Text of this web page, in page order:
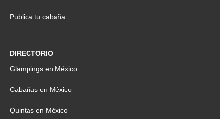
Publica tu cabaña
DIRECTORIO
Glampings en México
Cabañas en México
Quintas en México